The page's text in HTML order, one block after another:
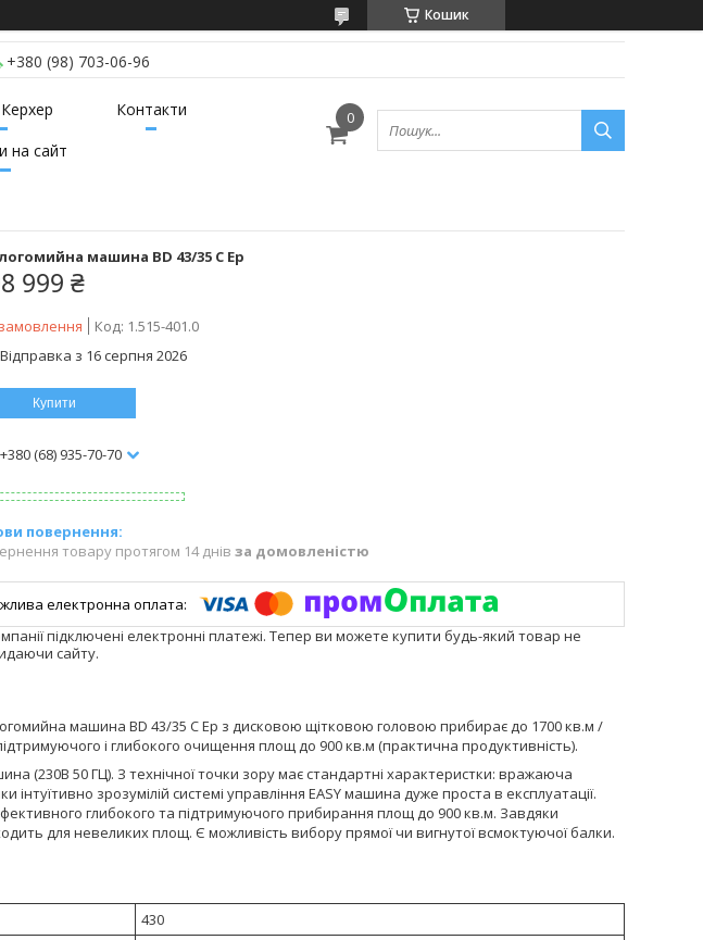
Кошик
+380 (98) 703-06-96
Контакти
на сайт
машина BD 43/35 C Ep
999 ₴
Код: 1.515-401.0
Відправка з 16 серпня 2026
Купити
+380 (68) 935-70-70
товару протягом 14 днів за домовленістю
підключені електронні платежі. Тепер ви можете купити будь-який товар не
сайту.
машина BD 43/35 C Ep з дисковою щітковою головою прибирає до 1700 кв.м /
і глибокого очищення площ до 900 кв.м (практична продуктивність).
(230В 50 ГЦ). З технічної точки зору має стандартні характеристки: вражаюча
зрозумілій системі управління EASY машина дуже проста в експлуатації.
глибокого та підтримуючого прибирання площ до 900 кв.м. Завдяки
для невеликих площ. Є можливість вибору прямої чи вигнутої всмоктуючої балки.
430